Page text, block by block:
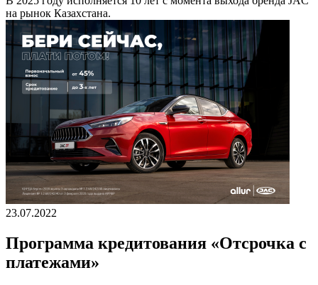
на рынок Казахстана.
23.07.2022
Программа кредитования «Отсрочка с
платежами»